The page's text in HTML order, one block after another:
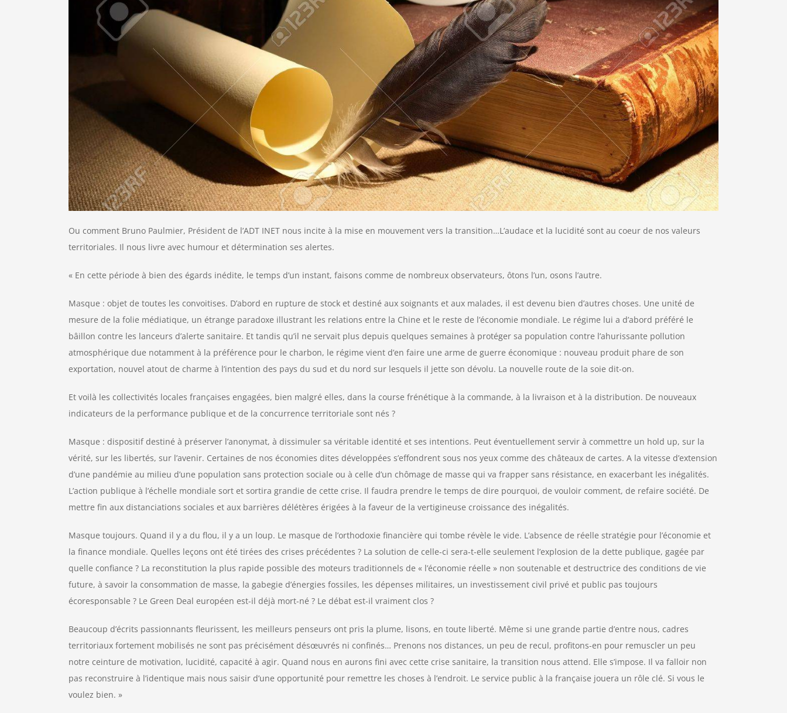
Ou comment Bruno Paulmier, Président de l’ADT INET nous incite à la mise en mouvement vers la transition…L’audace et la lucidité sont au coeur de nos valeurs
territoriales. Il nous livre avec humour et détermination ses alertes.
« En cette période à bien des égards inédite, le temps d’un instant, faisons comme de nombreux observateurs, ôtons l’un, osons l’autre.
Masque : objet de toutes les convoitises. D’abord en rupture de stock et destiné aux soignants et aux malades, il est devenu bien d’autres choses. Une unité de
mesure de la folie médiatique, un étrange paradoxe illustrant les relations entre la Chine et le reste de l’économie mondiale. Le régime lui a d’abord préféré le
bâillon contre les lanceurs d’alerte sanitaire. Et tandis qu’il ne servait plus depuis quelques semaines à protéger sa population contre l’ahurissante pollution
atmosphérique due notamment à la préférence pour le charbon, le régime vient d’en faire une arme de guerre économique : nouveau produit phare de son
exportation, nouvel atout de charme à l’intention des pays du sud et du nord sur lesquels il jette son dévolu. La nouvelle route de la soie dit-on.
Et voilà les collectivités locales françaises engagées, bien malgré elles, dans la course frénétique à la commande, à la livraison et à la distribution. De nouveaux
indicateurs de la performance publique et de la concurrence territoriale sont nés ?
Masque : dispositif destiné à préserver l’anonymat, à dissimuler sa véritable identité et ses intentions. Peut éventuellement servir à commettre un hold up, sur la
vérité, sur les libertés, sur l’avenir. Certaines de nos économies dites développées s’effondrent sous nos yeux comme des châteaux de cartes. A la vitesse d’extension
d’une pandémie au milieu d’une population sans protection sociale ou à celle d’un chômage de masse qui va frapper sans résistance, en exacerbant les inégalités.
L’action publique à l’échelle mondiale sort et sortira grandie de cette crise. Il faudra prendre le temps de dire pourquoi, de vouloir comment, de refaire société. De
mettre fin aux distanciations sociales et aux barrières délétères érigées à la faveur de la vertigineuse croissance des inégalités.
Masque toujours. Quand il y a du flou, il y a un loup. Le masque de l’orthodoxie financière qui tombe révèle le vide. L’absence de réelle stratégie pour l’économie et
la finance mondiale. Quelles leçons ont été tirées des crises précédentes ? La solution de celle-ci sera-t-elle seulement l’explosion de la dette publique, gagée par
quelle confiance ? La reconstitution la plus rapide possible des moteurs traditionnels de « l’économie réelle » non soutenable et destructrice des conditions de vie
future, à savoir la consommation de masse, la gabegie d’énergies fossiles, les dépenses militaires, un investissement civil privé et public pas toujours
écoresponsable ? Le Green Deal européen est-il déjà mort-né ? Le débat est-il vraiment clos ?
Beaucoup d’écrits passionnants fleurissent, les meilleurs penseurs ont pris la plume, lisons, en toute liberté. Même si une grande partie d’entre nous, cadres
territoriaux fortement mobilisés ne sont pas précisément désœuvrés ni confinés… Prenons nos distances, un peu de recul, profitons-en pour remuscler un peu
notre ceinture de motivation, lucidité, capacité à agir. Quand nous en aurons fini avec cette crise sanitaire, la transition nous attend. Elle s’impose. Il va falloir non
pas reconstruire à l’identique mais nous saisir d’une opportunité pour remettre les choses à l’endroit. Le service public à la française jouera un rôle clé. Si vous le
voulez bien. »